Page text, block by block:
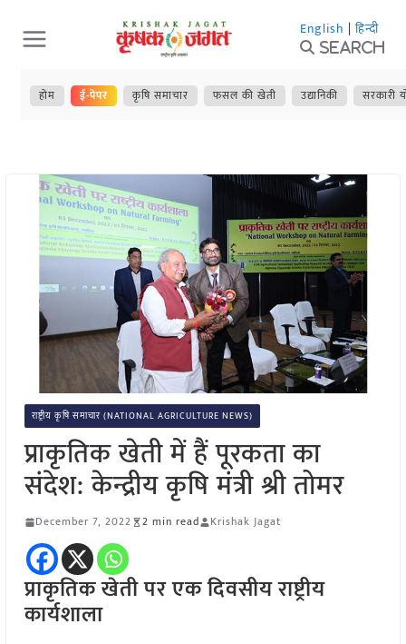
Skip
to
content
English | हिन्दी
Search
होम ई-पेपर कृषि समाचार फसल की खेती उद्यानिकी सरकारी
राष्ट्रीय कृषि समाचार (NATIONAL AGRICULTURE NEWS)
प्राकृतिक खेती में हैं पूरकता का
संदेश: केन्द्रीय कृषि मंत्री श्री तोमर
December 7, 2022 2 min read Krishak Jagat
प्राकृतिक खेती पर एक दिवसीय राष्ट्रीय
कार्यशाला